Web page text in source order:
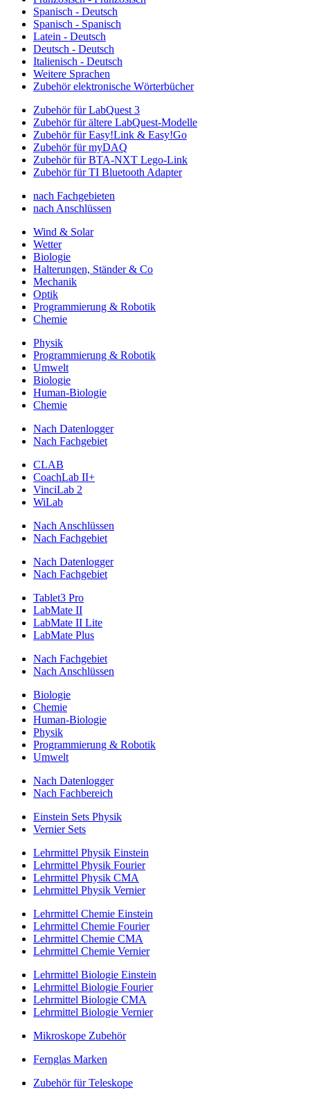
Spanisch - Deutsch
Spanisch - Spanisch
Latein - Deutsch
Deutsch - Deutsch
Italienisch - Deutsch
Weitere Sprachen
Zubehör elektronische Wörterbücher
Zubehör für LabQuest 3
Zubehör für ältere LabQuest-Modelle
Zubehör für Easy!Link & Easy!Go
Zubehör für myDAQ
Zubehör für BTA-NXT Lego-Link
Zubehör für TI Bluetooth Adapter
nach Fachgebieten
nach Anschlüssen
Wind & Solar
Wetter
Biologie
Halterungen, Ständer & Co
Mechanik
Optik
Programmierung & Robotik
Chemie
Physik
Programmierung & Robotik
Umwelt
Biologie
Human-Biologie
Chemie
Nach Datenlogger
Nach Fachgebiet
CLAB
CoachLab II+
VinciLab 2
WiLab
Nach Anschlüssen
Nach Fachgebiet
Nach Datenlogger
Nach Fachgebiet
Tablet3 Pro
LabMate II
LabMate II Lite
LabMate Plus
Nach Fachgebiet
Nach Anschlüssen
Biologie
Chemie
Human-Biologie
Physik
Programmierung & Robotik
Umwelt
Nach Datenlogger
Nach Fachbereich
Einstein Sets Physik
Vernier Sets
Lehrmittel Physik Einstein
Lehrmittel Physik Fourier
Lehrmittel Physik CMA
Lehrmittel Physik Vernier
Lehrmittel Chemie Einstein
Lehrmittel Chemie Fourier
Lehrmittel Chemie CMA
Lehrmittel Chemie Vernier
Lehrmittel Biologie Einstein
Lehrmittel Biologie Fourier
Lehrmittel Biologie CMA
Lehrmittel Biologie Vernier
Mikroskope Zubehör
Fernglas Marken
Zubehör für Teleskope